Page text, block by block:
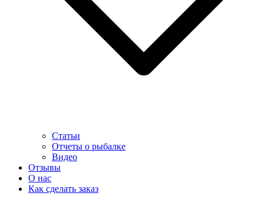
Статьи
Отчеты о рыбалке
Видео
Отзывы
О нас
Как сделать заказ